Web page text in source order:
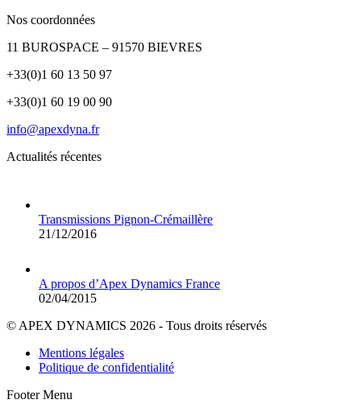
Nos coordonnées
11 BUROSPACE – 91570 BIEVRES
+33(0)1 60 13 50 97
+33(0)1 60 19 00 90
info@apexdyna.fr
Actualités récentes
Transmissions Pignon-Crémaillère
21/12/2016
A propos d’Apex Dynamics France
02/04/2015
© APEX DYNAMICS 2026 - Tous droits réservés
Mentions légales
Politique de confidentialité
Footer Menu